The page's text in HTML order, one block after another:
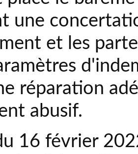
une
et les
réparation
abusif.
16 février